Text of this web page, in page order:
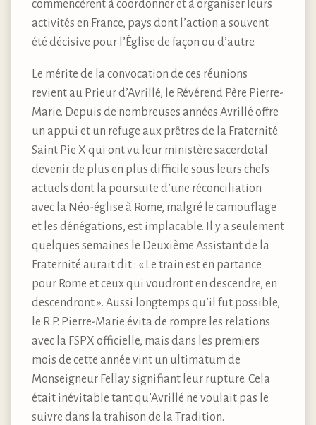
commencèrent à coordonner et à organiser leurs
activités en France, pays dont l’action a souvent
été décisive pour l’Église de façon ou d’autre.
Le mérite de la convocation de ces réunions
revient au Prieur d’Avrillé, le Révérend Père Pierre-
Marie. Depuis de nombreuses années Avrillé offre
un appui et un refuge aux prêtres de la Fraternité
Saint Pie X qui ont vu leur ministère sacerdotal
devenir de plus en plus difficile sous leurs chefs
actuels dont la poursuite d’une réconciliation
avec la Néo-église à Rome, malgré le camouflage
et les dénégations, est implacable. Il y a seulement
quelques semaines le Deuxième Assistant de la
Fraternité aurait dit : « Le train est en partance
pour Rome et ceux qui voudront en descendre, en
descendront ». Aussi longtemps qu’il fut possible,
le R.P. Pierre-Marie évita de rompre les relations
avec la FSPX officielle, mais dans les premiers
mois de cette année vint un ultimatum de
Monseigneur Fellay signifiant leur rupture. Cela
était inévitable tant qu’Avrillé ne voulait pas le
suivre dans la trahison de la Tradition.